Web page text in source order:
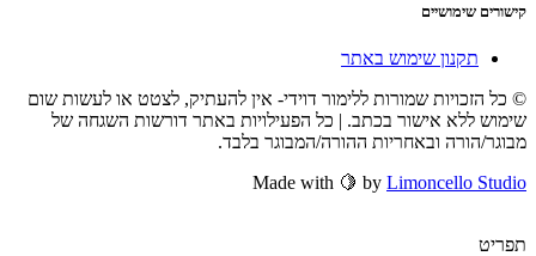
קישורים שימושיים
תקנון שימוש באתר
© כל הזכויות שמורות ללימור דוידי- אין להעתיק, לצטט או לעשות שום
שימוש ללא אישור בכתב. | כל הפעילויות באתר דורשות השגחה של
מבוגר/הורה ובאחריות ההורה/המבוגר בלבד.
Made with 🍋 by Limoncello Studio
תפריט